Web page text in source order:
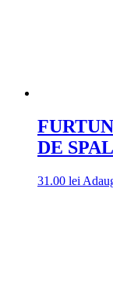
DE
31.00 lei